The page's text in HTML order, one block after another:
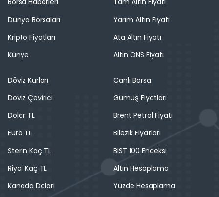
Borsa Haberleri
Dünya Borsaları
Kripto Fiyatları
Künye
Tam Altın Fiyatı
Yarım Altın Fiyatı
Ata Altın Fiyatı
Altın ONS Fiyatı
Döviz Kurları
Döviz Çevirici
Dolar TL
Euro TL
Sterin Kaç TL
Riyal Kaç TL
Kanada Doları
Canlı Borsa
Gümüş Fiyatları
Brent Petrol Fiyatı
Bilezik Fiyatları
BIST 100 Endeksi
Altın Hesaplama
Yüzde Hesaplama